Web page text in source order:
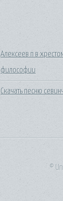
Алексеев п в
философии
Скачать песню
©